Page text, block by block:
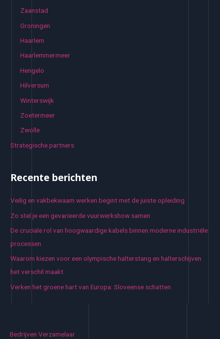
Zaanstad
Groningen
Haarlem
Haarlemmermeer
Hengelo
Hilversum
Winterswijk
Zoetermeer
Zwolle
Strategische partners
Recente berichten
Veilig en vakbekwaam werken begint met de juiste opleiding
Zo stel je een gevarieerde vuurwerkshow samen
De cruciale rol van hoogwaardige kabels binnen moderne industriële
processen
Waarom kiezen voor een olympische halterstang en halterschijven
het verschil maakt
Verken het groene hart van Europa: Sloveense schatten
Bedrijven Verzamelaar